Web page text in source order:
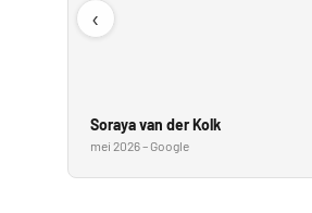
‹
Soraya van der Kolk
mei 2026 – Google